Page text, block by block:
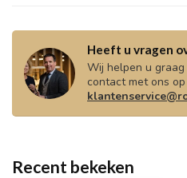
Heeft u vragen
Wij helpen u
contact met ons
Recent bekeken